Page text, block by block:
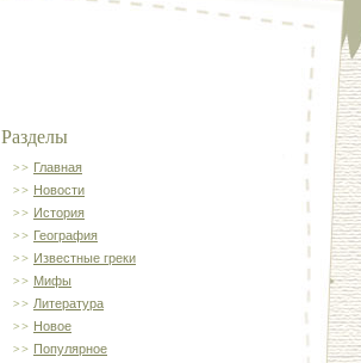
Разделы
Главная
Новости
История
География
Известные греки
Мифы
Литература
Новое
Популярное